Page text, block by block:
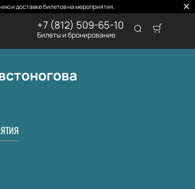
и доставке билетов на мероприятия.
+7 (812) 509-65-10
Билеты и бронирование